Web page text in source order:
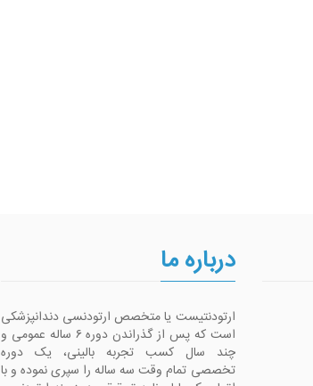
درباره ما
ارتودنتیست یا متخصص ارتودنسی دندانپزشکی
است که پس از گذراندن دوره ۶ ساله عمومی و
چند سال کسب تجربه بالینی، یک دوره
تخصصی تمام وقت سه ساله را سپری نموده و با